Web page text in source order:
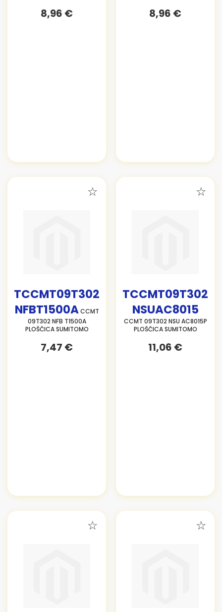
8,96 € 8,96 €
TCCMT09T302
NFBT1500ACCMT
09T302 NFB T1500A
PLOŠČICA SUMITOMO
7,47 €
TCCMT09T302
NSUAC8015
CCMT 09T302 NSU AC8015P
PLOŠČICA SUMITOMO
11,06 €